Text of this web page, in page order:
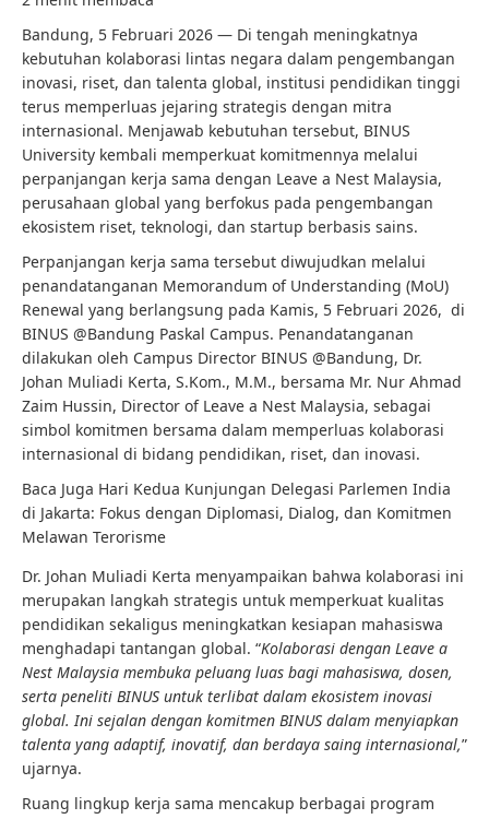
Bandung, 5 Februari 2026 — Di tengah meningkatnya
kebutuhan kolaborasi lintas negara dalam pengembangan
inovasi, riset, dan talenta global, institusi pendidikan tinggi
terus memperluas jejaring strategis dengan mitra
internasional. Menjawab kebutuhan tersebut, BINUS
University kembali memperkuat komitmennya melalui
perpanjangan kerja sama dengan Leave a Nest Malaysia,
perusahaan global yang berfokus pada pengembangan
ekosistem riset, teknologi, dan startup berbasis sains.
Perpanjangan kerja sama tersebut diwujudkan melalui
penandatanganan Memorandum of Understanding (MoU)
Renewal yang berlangsung pada Kamis, 5 Februari 2026, di
BINUS @Bandung Paskal Campus. Penandatanganan
dilakukan oleh Campus Director BINUS @Bandung, Dr.
Johan Muliadi Kerta, S.Kom., M.M., bersama Mr. Nur Ahmad
Zaim Hussin, Director of Leave a Nest Malaysia, sebagai
simbol komitmen bersama dalam memperluas kolaborasi
internasional di bidang pendidikan, riset, dan inovasi.
Baca Juga Hari Kedua Kunjungan Delegasi Parlemen India
di Jakarta: Fokus dengan Diplomasi, Dialog, dan Komitmen
Melawan Terorisme
Dr. Johan Muliadi Kerta menyampaikan bahwa kolaborasi ini
merupakan langkah strategis untuk memperkuat kualitas
pendidikan sekaligus meningkatkan kesiapan mahasiswa
menghadapi tantangan global. “Kolaborasi dengan Leave a
Nest Malaysia membuka peluang luas bagi mahasiswa, dosen,
serta peneliti BINUS untuk terlibat dalam ekosistem inovasi
global. Ini sejalan dengan komitmen BINUS dalam menyiapkan
talenta yang adaptif, inovatif, dan berdaya saing internasional,”
ujarnya.
Ruang lingkup kerja sama mencakup berbagai program